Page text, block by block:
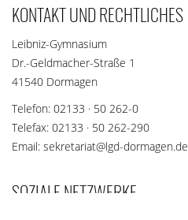
KONTAKT UND RECHTLICHES
Leibniz-Gymnasium
Dr.-Geldmacher-Straße 1
41540 Dormagen
Telefon: 02133 · 50 262-0
Telefax: 02133 · 50 262-290
Email: sekretariat@lgd-dormagen.de
SOZIALE NETZWERKE